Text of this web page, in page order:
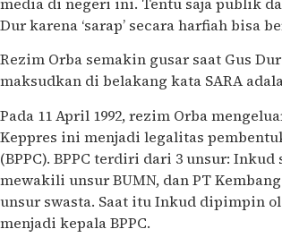
Dur karena ‘sarap’ secara harfiah bisa
Rezim Orba semakin gusar saat Gus
maksudkan di belakang kata SARA
Pada 11 April 1992, rezim Orba
Keppres ini menjadi legalitas
(BPPC). BPPC terdiri dari 3 unsur:
mewakili unsur BUMN, dan PT
unsur swasta. Saat itu Inkud dipimpin
menjadi kepala BPPC.